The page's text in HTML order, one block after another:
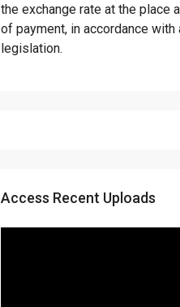
the exchange rate at the place
of payment, in accordance with
legislation.
Access Recent Uploads